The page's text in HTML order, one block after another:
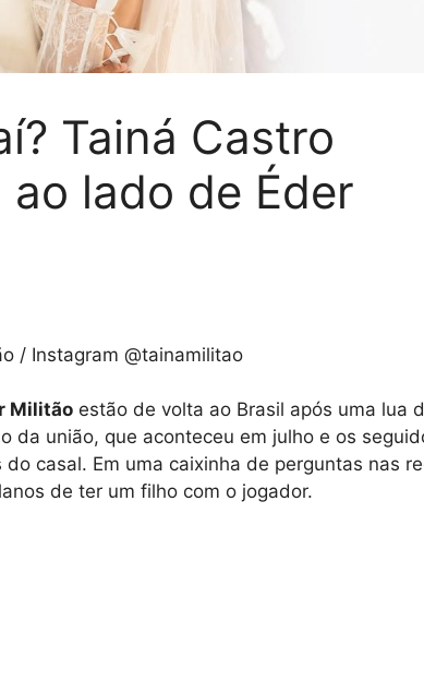
Tainá Castro
lado de Éder
/ Instagram @tainamilitao
Militão estão de volta ao Brasil após uma lua
da união, que aconteceu em julho e os
casal. Em uma caixinha de perguntas nas
de ter um filho com o jogador.